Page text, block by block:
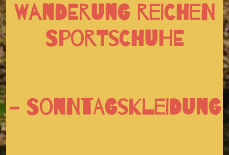
Wanderung reichen
Sportschuhe
- Sonntagskleidung